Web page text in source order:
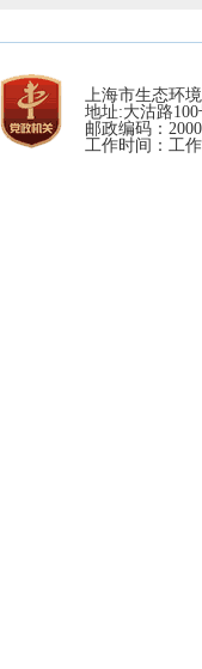
上海市生态环
地址:大沽路100
邮政编码：
工作时间：工